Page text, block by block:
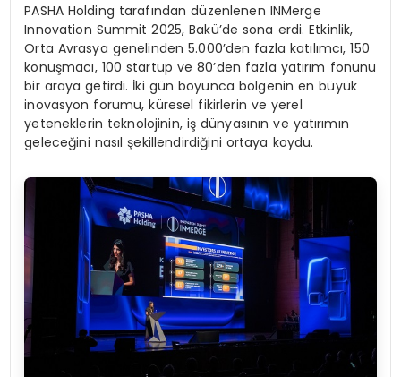
PASHA Holding tarafından düzenlenen INMerge
Innovation Summit 2025, Bakü’de sona erdi. Etkinlik,
Orta Avrasya genelinden 5.000’den fazla katılımcı, 150
konuşmacı, 100 startup ve 80’den fazla yatırım fonunu
bir araya getirdi. İki gün boyunca bölgenin en büyük
inovasyon forumu, küresel fikirlerin ve yerel
yeteneklerin teknolojinin, iş dünyasının ve yatırımın
geleceğini nasıl şekillendirdiğini ortaya koydu.